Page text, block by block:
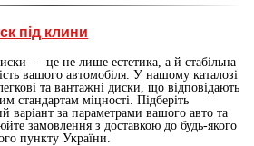
під клини
— це не лише естетика, а й стабільна
вашого автомобіля. У нашому каталозі
та вантажні диски, що відповідають
стандартам міцності. Підберіть
варіант за параметрами вашого авто та
замовлення з доставкою до будь-якого
пункту України.